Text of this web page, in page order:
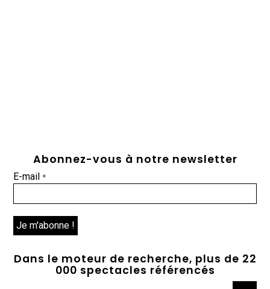
Abonnez-vous à notre newsletter
E-mail*
Dans le moteur de recherche, plus de 22
000 spectacles référencés